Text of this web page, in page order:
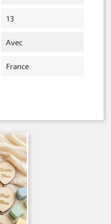
13
Avec
France